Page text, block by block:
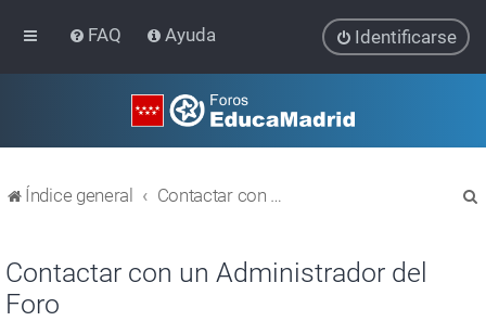
FAQ Ayuda Identificarse
Índice general Contactar con un Administrador del Foro
Contactar con un Administrador del
Foro